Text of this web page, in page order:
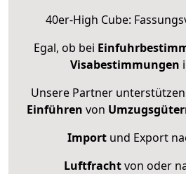
40er-High Cube:
Egal, ob bei
Visabestimmungen
Unsere Partner
Einführen von
Import und Export
Luftfrachtvon oder